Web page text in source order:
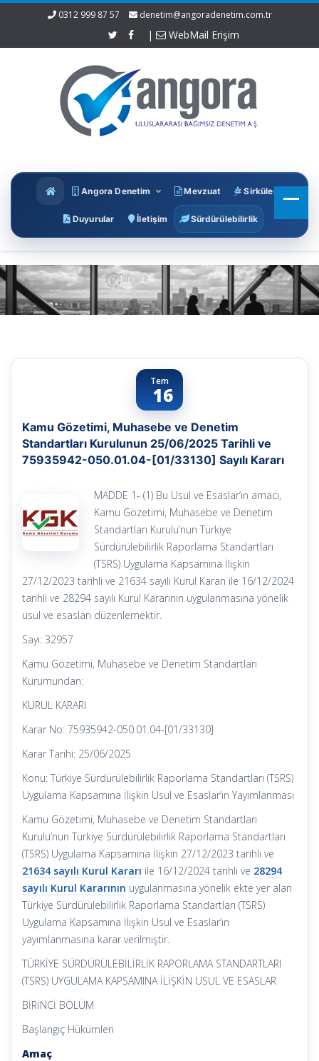
0312 999 87 57 denetim@angoradenetim.com.tr
| WebMail Erişim
Angora Denetim Mevzuat Sirküler
Duyurular İletişim Sürdürülebilirlik
Tem
16
Kamu Gözetimi, Muhasebe ve Denetim
Standartları Kurulunun 25/06/2025 Tarihli ve
75935942-050.01.04-[01/33130] Sayılı Kararı
MADDE 1- (1) Bu Usul ve Esaslar’ın amacı,
Kamu Gözetimi, Muhasebe ve Denetim
Standartları Kurulu’nun Türkiye
Sürdürülebilirlik Raporlama Standartları
(TSRS) Uygulama Kapsamına İlişkin
27/12/2023 tarihli ve 21634 sayılı Kurul Karan ile 16/12/2024
tarihli ve 28294 sayılı Kurul Kararının uygulanmasına yönelik
usul ve esasları düzenlemektir.
Sayı: 32957
Kamu Gözetimi, Muhasebe ve Denetim Standartları
Kurumundan:
KURUL KARARI
Karar No: 75935942-050.01.04-[01/33130]
Karar Tarihi: 25/06/2025
Konu: Türkiye Sürdürülebilirlik Raporlama Standartları (TSRS)
Uygulama Kapsamına İlişkin Usul ve Esaslar’ın Yayımlanması
Kamu Gözetimi, Muhasebe ve Denetim Standartları
Kurulu’nun Türkiye Sürdürülebilirlik Raporlama Standartları
(TSRS) Uygulama Kapsamına İlişkin 27/12/2023 tarihli ve
21634 sayılı Kurul Kararı ile 16/12/2024 tarihli ve 28294
sayılı Kurul Kararının uygulanmasına yönelik ekte yer alan
Türkiye Sürdürülebilirlik Raporlama Standartları (TSRS)
Uygulama Kapsamına İlişkin Usul ve Esaslar’ın
yayımlanmasına karar verilmiştir.
TÜRKİYE SÜRDÜRÜLEBİLİRLİK RAPORLAMA STANDARTLARI
(TSRS) UYGULAMA KAPSAMINA İLİŞKİN USUL VE ESASLAR
BİRİNCİ BÖLÜM
Başlangıç Hükümleri
Amaç